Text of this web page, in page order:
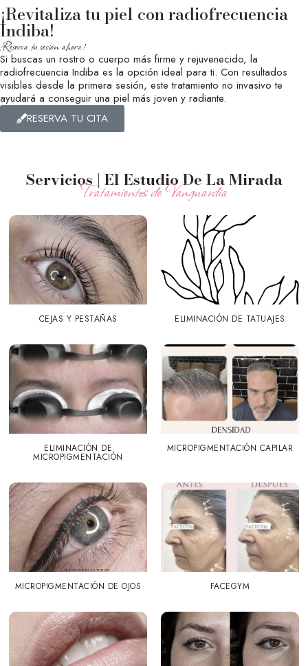
¡Revitaliza tu piel con radiofrecuencia
Indiba!
¡Reserva tu sesión ahora!
Si buscas un rostro o cuerpo más firme y rejuvenecido, la
radiofrecuencia Indiba es la opción ideal para ti. Con resultados
visibles desde la primera sesión, este tratamiento no invasivo te
ayudará a conseguir una piel más joven y radiante.
RESERVA TU CITA
Servicios | El Estudio De La Mirada
Tratamientos de Vanguardia
CEJAS Y PESTAÑAS ELIMINACIÓN DE TATUAJES
ELIMINACIÓN DE
MICROPIGMENTACIÓN
MICROPIGMENTACIÓN CAPILAR
MICROPIGMENTACIÓN DE OJOS FACEGYM